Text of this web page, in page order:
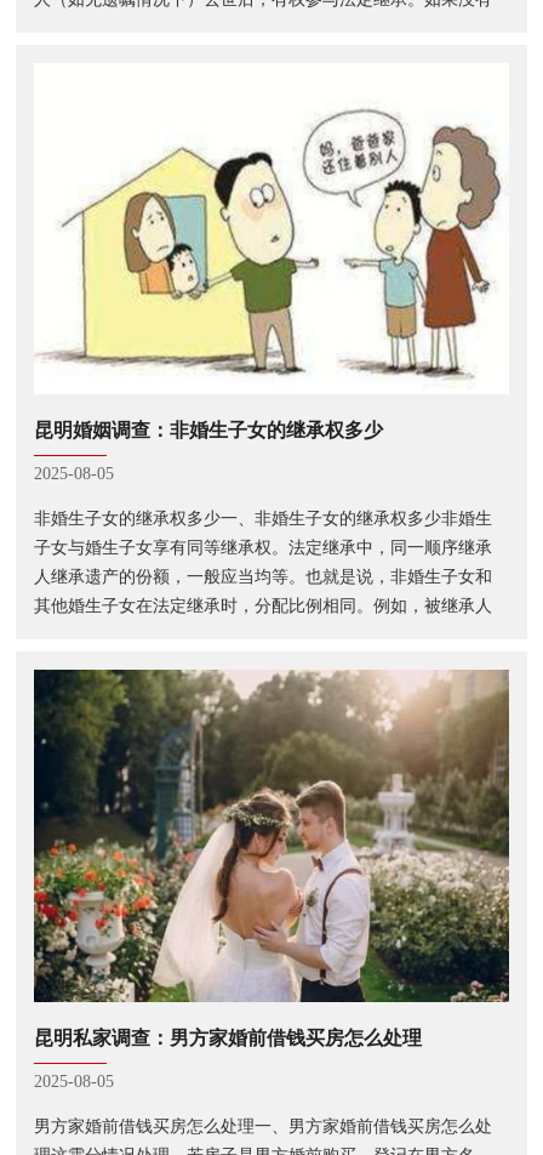
昆明婚姻调查：非婚生子女的继承权多少
2025-08-05
非婚生子女的继承权多少一、非婚生子女的继承权多少非婚生
子女与婚生子女享有同等继承权。法定继承中，同一顺序继承
人继承遗产的份额，一般应当均等。也就是说，非婚生子女和
其他婚生子女在法定继承时，分配比例相同。例如，被继承人
昆明私家调查：男方家婚前借钱买房怎么处理
2025-08-05
男方家婚前借钱买房怎么处理一、男方家婚前借钱买房怎么处